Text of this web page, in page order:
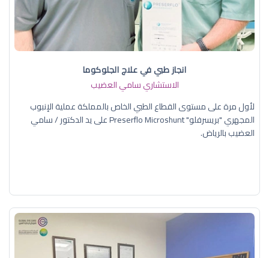
انجاز طبي في علاج الجلوكوما
الاستشاري سامي العضيب
لأول مرة على مستوى القطاع الطبي الخاص بالمملكة عملية الإنبوب
المجهري "بريسرفلو" Preserflo Microshunt على يد الدكتور / سامي
العضيب بالرياض.